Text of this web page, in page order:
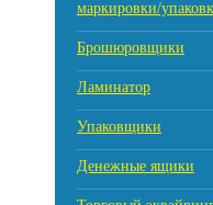
маркировки/
Брошюровщики
Ламинатор
Упаковщики
Денежные ящики